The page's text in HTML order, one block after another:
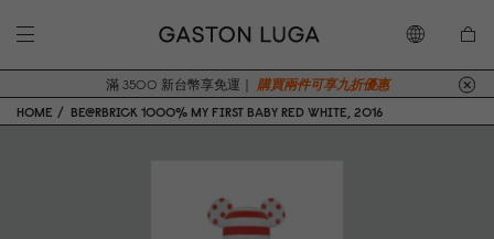
滿 3500 新台幣享免運｜ 購買兩件可享九折優惠
HOME
BE@RBRICK 1000% MY FIRST BABY RED WHITE, 2016